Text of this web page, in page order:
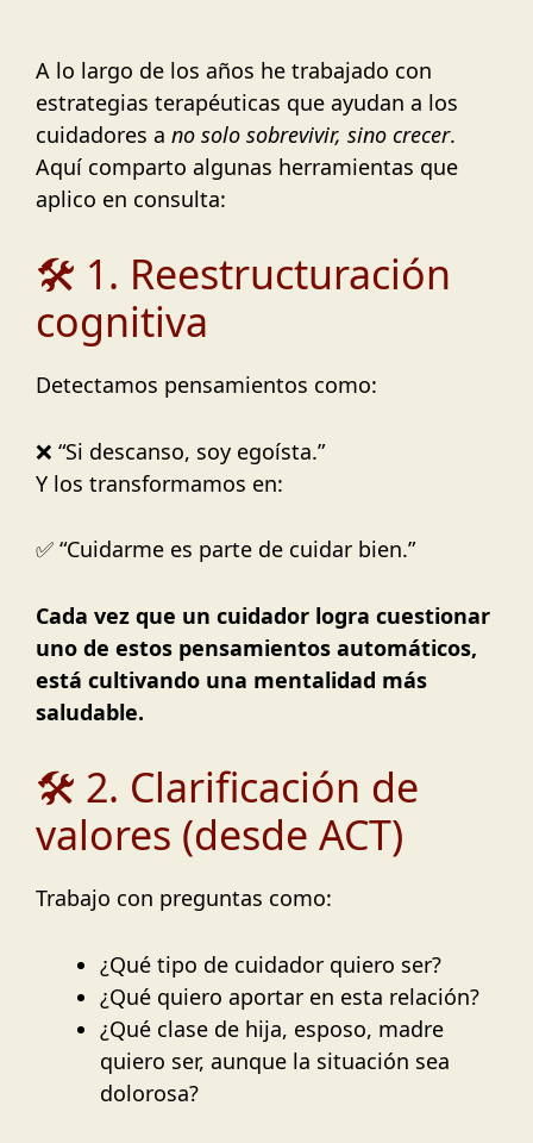
A lo largo de los años he trabajado con
estrategias terapéuticas que ayudan a los
cuidadores a no solo sobrevivir, sino crecer.
Aquí comparto algunas herramientas que
aplico en consulta:
🛠️ 1. Reestructuración
cognitiva
Detectamos pensamientos como:
❌ “Si descanso, soy egoísta.”
Y los transformamos en:
✅ “Cuidarme es parte de cuidar bien.”
Cada vez que un cuidador logra cuestionar
uno de estos pensamientos automáticos,
está cultivando una mentalidad más
saludable.
🛠️ 2. Clarificación de
valores (desde ACT)
Trabajo con preguntas como:
¿Qué tipo de cuidador quiero ser?
¿Qué quiero aportar en esta relación?
¿Qué clase de hija, esposo, madre
quiero ser, aunque la situación sea
dolorosa?